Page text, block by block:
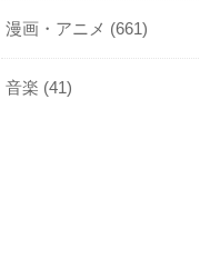
漫画・アニメ (661)
音楽 (41)